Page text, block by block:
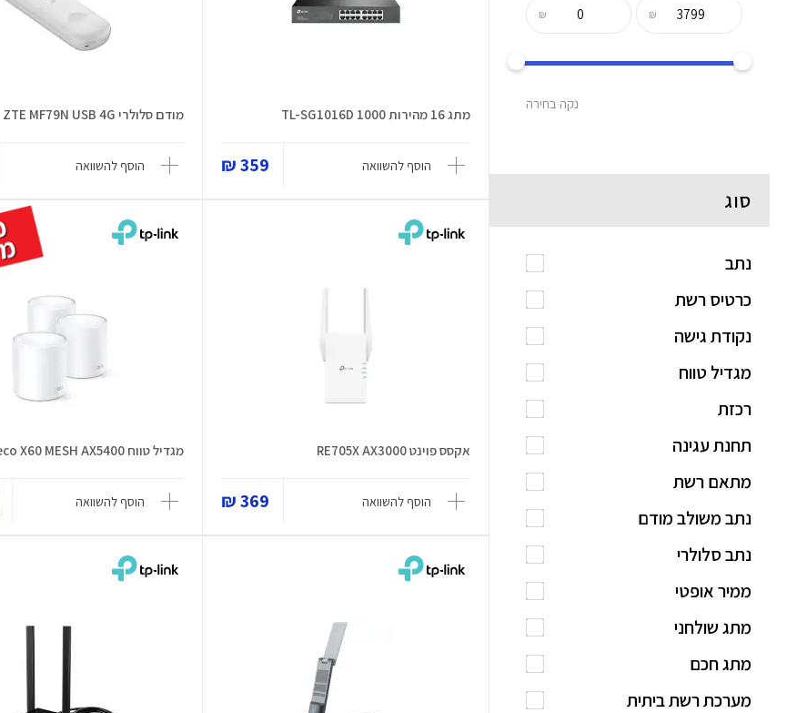
מתג 16 מהירות 1000 TL-SG1016D
הוסף להשוואה 359 ₪
מודם סלולרי ZTE MF79N USB 4G
הוסף להשוואה
אקסס פוינט RE705X AX3000
הוסף להשוואה 369 ₪
מגדיל טווח Deco X60 MESH AX5400
הוסף להשוואה
₪
₪
נקה בחירה
סוג
נתב
כרטיס רשת
נקודת גישה
מגדיל טווח
רכזת
תחנת עגינה
מתאם רשת
נתב משולב מודם
נתב סלולרי
ממיר אופטי
מתג שולחני
מתג חכם
מערכת רשת ביתית